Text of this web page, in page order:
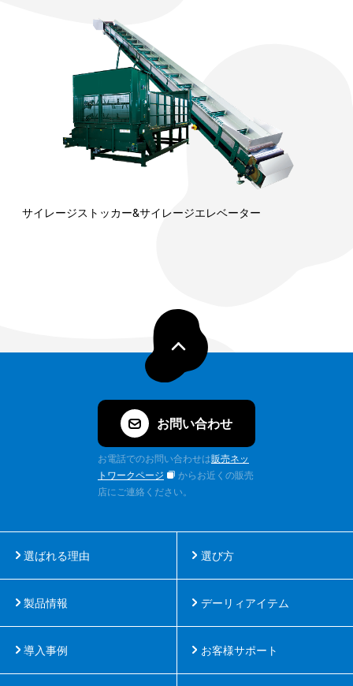
サイレージストッカー&サイレージエレベーター
お問い合わせ
お電話でのお問い合わせは販売ネッ
トワークページ
からお近くの販売
店にご連絡ください。
選ばれる理由 選び方
製品情報 デーリィアイテム
導入事例 お客様サポート